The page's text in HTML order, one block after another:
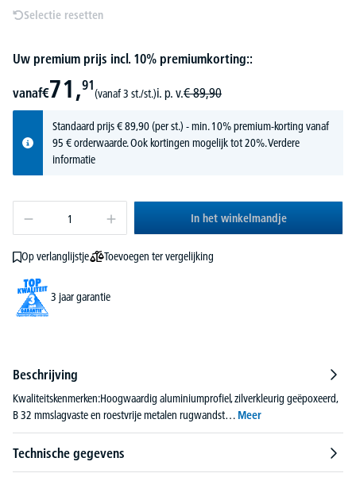
Selectie resetten
Uw premium prijs incl. 10% premiumkorting::
vanaf€71,91
(vanaf 3 st./st.)i. p. v.€ 89,90
Standaard prijs€89,90(per st.) - min. 10% premium-korting vanaf
95 € orderwaarde. Ook kortingen mogelijk tot 20%.Verdere
informatie
In het winkelmandje
Op verlanglijstje Toevoegen ter vergelijking
3 jaar garantie
Beschrijving
Kwaliteitskenmerken:Hoogwaardig aluminiumprofiel, zilverkleurig geëpoxeerd,
B 32 mmslagvaste en roestvrije metalen rugwandst… Meer
Technische gegevens